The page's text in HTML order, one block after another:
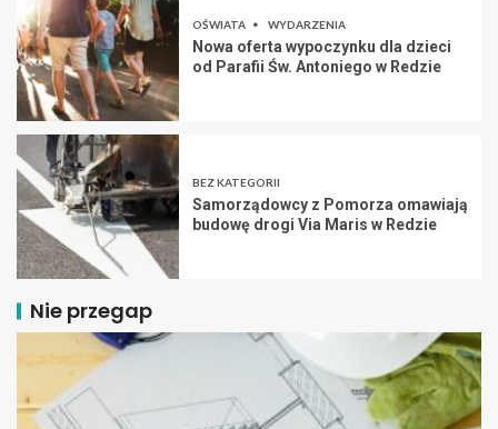
OŚWIATA WYDARZENIA
Nowa oferta wypoczynku dla dzieci
od Parafii Św. Antoniego w Redzie
BEZ KATEGORII
Samorządowcy z Pomorza omawiają
budowę drogi Via Maris w Redzie
Nie przegap